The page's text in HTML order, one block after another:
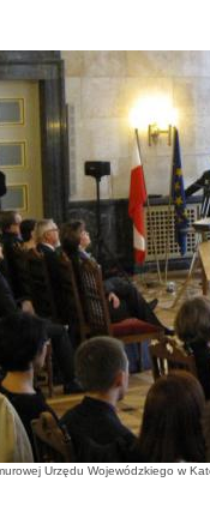
Urzędu Wojewódzkiego w